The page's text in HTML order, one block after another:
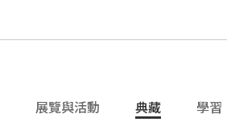
展覽與活動 典藏 學習